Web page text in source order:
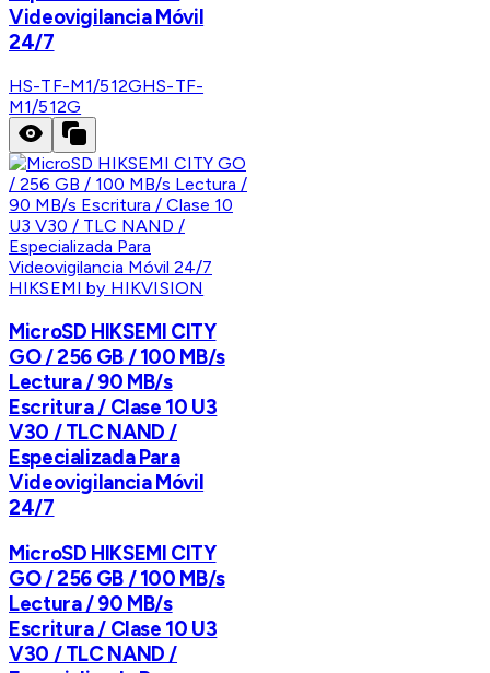
Videovigilancia Móvil
24/7
HS-TF-M1/512GHS-TF-
M1/512G
HIKSEMI by HIKVISION
MicroSD HIKSEMI CITY
GO / 256 GB / 100 MB/s
Lectura / 90 MB/s
Escritura / Clase 10 U3
V30 / TLC NAND /
Especializada Para
Videovigilancia Móvil
24/7
MicroSD HIKSEMI CITY
GO / 256 GB / 100 MB/s
Lectura / 90 MB/s
Escritura / Clase 10 U3
V30 / TLC NAND /